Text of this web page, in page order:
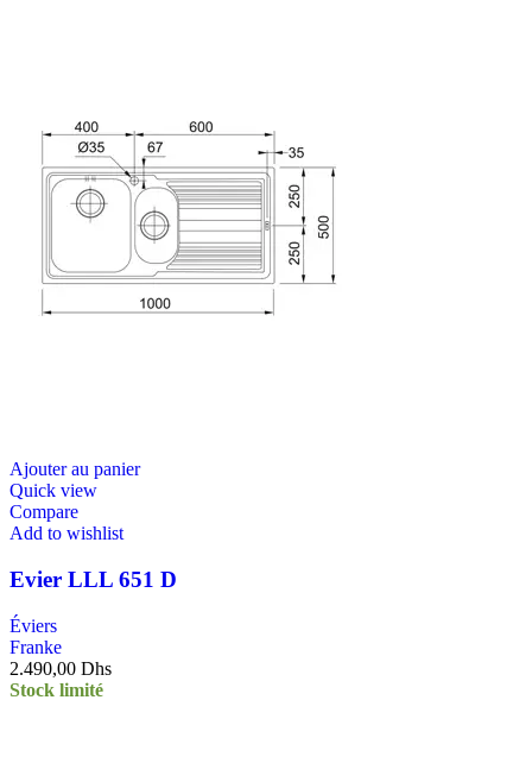
Ajouter au panier
Quick view
Compare
Add to wishlist
Evier LLL 651 D
Éviers
Franke
2.490,00 Dhs
Stock limité